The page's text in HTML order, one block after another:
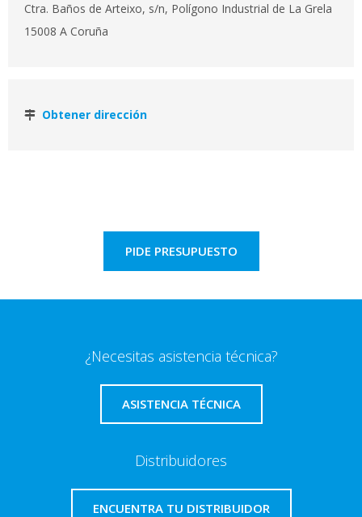
Ctra. Baños de Arteixo, s/n, Polígono Industrial de La Grela
15008 A Coruña
Obtener dirección
PIDE PRESUPUESTO
¿Necesitas asistencia técnica?
ASISTENCIA TÉCNICA
Distribuidores
ENCUENTRA TU DISTRIBUIDOR